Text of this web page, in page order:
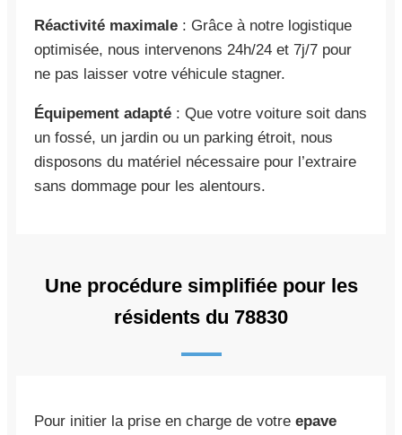
Réactivité maximale : Grâce à notre logistique
optimisée, nous intervenons 24h/24 et 7j/7 pour
ne pas laisser votre véhicule stagner.
Équipement adapté : Que votre voiture soit dans
un fossé, un jardin ou un parking étroit, nous
disposons du matériel nécessaire pour l’extraire
sans dommage pour les alentours.
Une procédure simplifiée pour les
résidents du 78830
Pour initier la prise en charge de votre epave